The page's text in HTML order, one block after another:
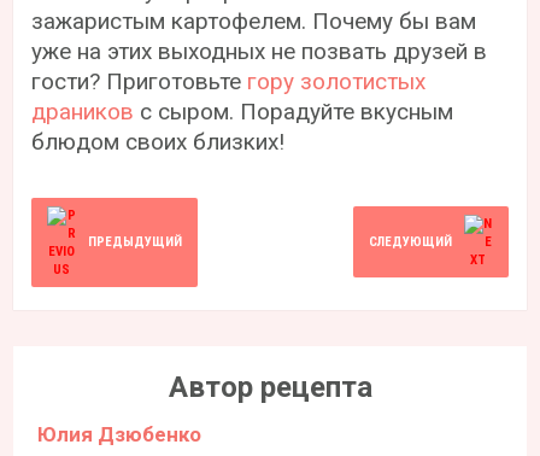
зажаристым картофелем. Почему бы вам
уже на этих выходных не позвать друзей в
гости? Приготовьте гору золотистых
драников с сыром. Порадуйте вкусным
блюдом своих близких!
ПРЕДЫДУЩИЙ СЛЕДУЮЩИЙ
Автор рецепта
Юлия Дзюбенко